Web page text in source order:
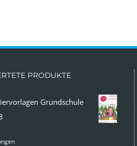
PRODUKTE
Grundschule